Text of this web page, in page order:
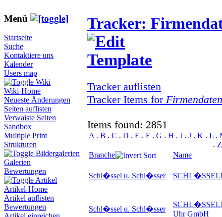
Menü
Startseite
Suche
Kontaktiere uns
Kalender
Users map
Wiki
Wiki-Home
Neueste Änderungen
Seiten auflisten
Verwaiste Seiten
Sandbox
Multiple Print
Strukturen
Bildergalerien
Galerien
Bewertungen
Artikel
Artikel-Home
Artikel auflisten
Bewertungen
Tracker:
Tracker auflisten
Tracker Items for
Items found: 2851
A . B . C . D . E . F . G . H . I . J . K . L .
. Z
Branche
Name
Schl�ssel u. Schl�sser
Schl�ssel u. Schl�sser
Uhr GmbH